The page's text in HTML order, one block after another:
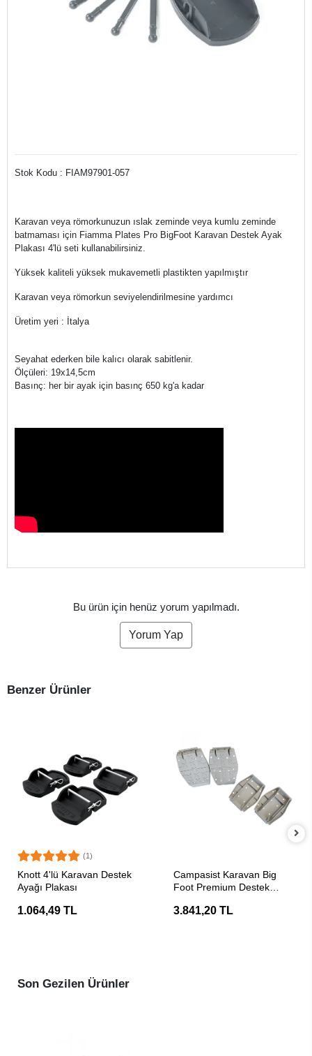
Stok Kodu : FIAM97901-057
Karavan veya römorkunuzun ıslak zeminde veya kumlu zeminde
batmaması için Fiamma Plates Pro BigFoot Karavan Destek Ayak
Plakası 4'lü seti kullanabilirsiniz.
Yüksek kaliteli yüksek mukavemetli plastikten yapılmıştır
Karavan veya römorkun seviyelendirilmesine yardımcı
Üretim yeri : İtalya
Seyahat ederken bile kalıcı olarak sabitlenir.
Ölçüleri: 19x14,5cm
Basınç: her bir ayak için basınç 650 kg'a kadar
Bu ürün için henüz yorum yapılmadı.
Yorum Yap
Benzer Ürünler
(1)
Knott 4'lü Karavan Destek
Ayağı Plakası
1.064,49 TL
Campasist Karavan Big
Foot Premium Destek
3.841,20 TL
Son Gezilen Ürünler